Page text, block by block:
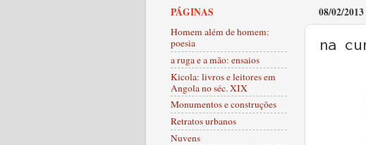
08/02/2013
na
PÁGINAS
Homem além de homem:
poesia
a ruga e a mão: ensaios
Kicola: livros e leitores em
Angola no séc. XIX
Monumentos e construções
Retratos urbanos
Nuvens